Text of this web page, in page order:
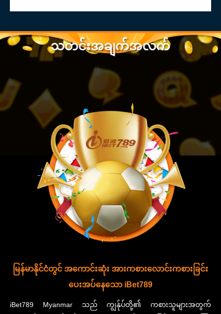
သတင်းအချက်အလက်
မြန်မာနိုင်ငံတွင် အကောင်းဆုံး အားကစားလောင်းကစားခြင်း
ပေးအပ်နေသော iBet789
iBet789 Myanmar သည် ကျွန်ုပ်တို့၏ ကစားသူများအတွက်